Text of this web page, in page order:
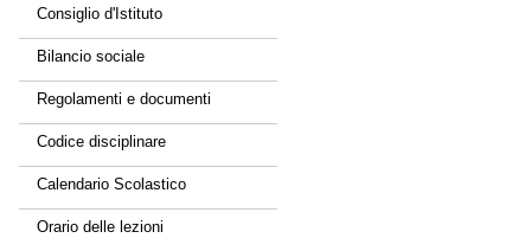
Consiglio d'Istituto
Bilancio sociale
Regolamenti e documenti
Codice disciplinare
Calendario Scolastico
Orario delle lezioni